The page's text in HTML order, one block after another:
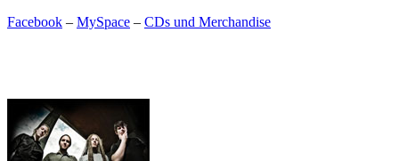
Facebook – MySpace – CDs und Merchandise